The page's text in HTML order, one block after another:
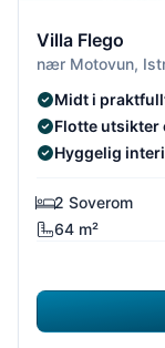
Villa Flego
nær Motovun,
Midt i
Flotte utsikter
Hyggelig
2 Soverom
64 m²